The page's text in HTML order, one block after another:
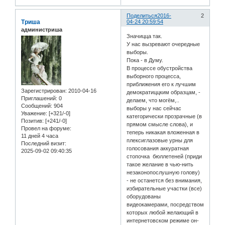
Поделиться 2
2016-
04-24 20:59:54
Триша
администриша
Зарегистрирован: 2010-04-16
Приглашений: 0
Сообщений: 904
Уважение: [+321/-0]
Позитив: [+241/-0]
Провел на форуме:
11 дней 4 часа
Последний визит:
2025-09-02 09:40:35
Значицца так.
У нас вызревают очередные
выборы.
Пока - в Думу.
В процессе обустройства
выборного процесса,
приближения его к лучшим
демократиццким образцам, -
делаем, что могём,..
выборы у нас сейчас
категорически прозрачные (в
прямом смысле слова), и
теперь никакая вложенная в
плексиглазовые урны для
голосования аккуратная
стопочка бюллетеней (приди
такое желание в чью-нить
незаконопослушную голову)
- не останется без внимания,
избирательные участки (все)
оборудованы
видеокамерами, посредством
которых любой желающий в
интернетовском режиме он-